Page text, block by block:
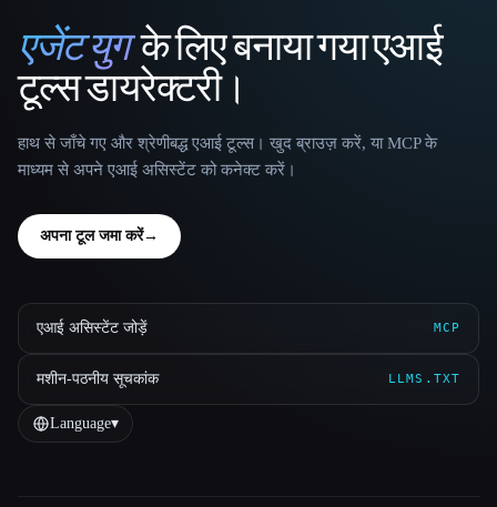
That AI Collection
एजेंट युगके लिए बनाया गया एआई
टूल्स डायरेक्टरी।
हाथ से जाँचे गए और श्रेणीबद्ध एआई टूल्स। खुद ब्राउज़ करें, या MCP के
माध्यम से अपने एआई असिस्टेंट को कनेक्ट करें।
अपना टूल जमा करें→
एआई असिस्टेंट जोड़ें MCP
मशीन-पठनीय सूचकांक LLMS.TXT
Language▾